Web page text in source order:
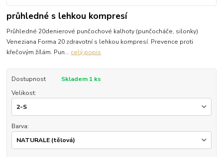
průhledné s lehkou kompresí
Průhledné 20denierové punčochové kalhoty (punčocháče, silonky)
Veneziana Forma 20 zdravotní s lehkou kompresí. Prevence proti
křečovým žílám. Pun... celý popis
Dostupnost
Skladem 1 ks
Velikost:
Barva: